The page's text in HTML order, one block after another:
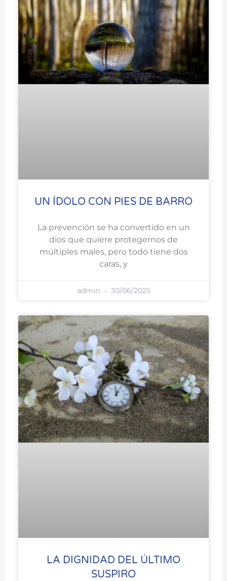
UN ÍDOLO CON PIES DE BARRO
La prevención se ha convertido en un
dios que quiere protegernos de
múltiples males, pero todo tiene dos
caras, y
admin 30/06/2025
LA DIGNIDAD DEL ÚLTIMO
SUSPIRO